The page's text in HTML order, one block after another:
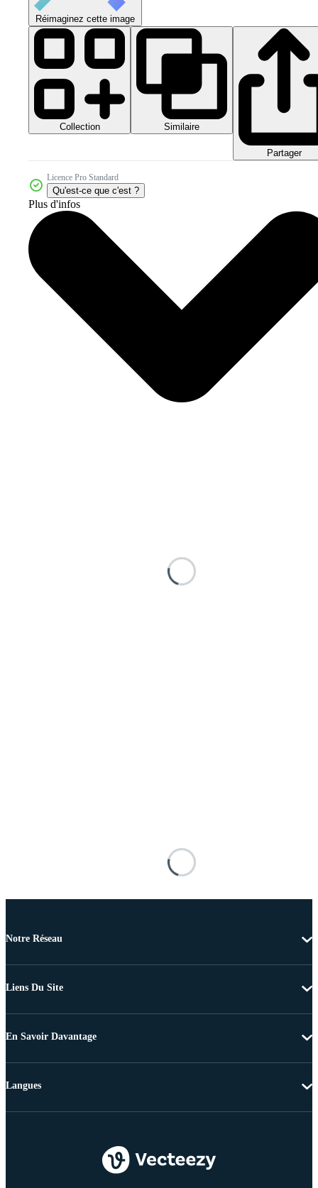
Réimaginez cette image
Collection Similaire
Partager
Licence Pro Standard
Qu'est-ce que c'est ?
Plus d'infos
Notre Réseau
Liens Du Site
En Savoir Davantage
Langues